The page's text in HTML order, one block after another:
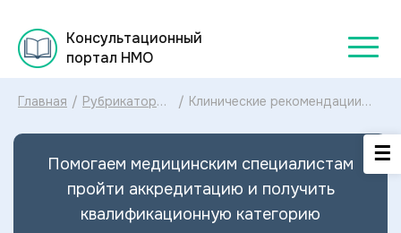
Консультационный
портал НМО
Главная / Рубрикатор
рекомендаций
/ Клинические рекомендации
диагностика и лечение
Помогаем медицинским специалистам
пройти аккредитацию и получить
квалификационную категорию